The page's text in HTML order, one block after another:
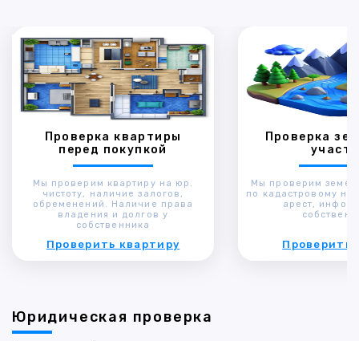
Проверка квартиры
перед покупкой
Мы проверим квартиру на юр.
чистоту, наличие залогов,
обременений. Наличие права
владения и долгов у
собственника
Проверить квартиру
Проверка
Мы проверим
по кадастровому
арест,
Проверить
Юридическая проверка